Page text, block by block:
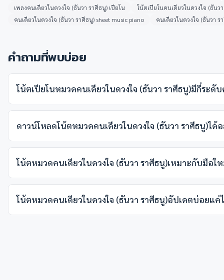
เพลงคนเดียวในดวงใจ (ธันวา ราศีธนู) เปียโน
โน้ตเปียโนคนเดียวในดวงใจ (ธันว
คนเดียวในดวงใจ (ธันวา ราศีธนู) sheet music piano
คนเดียวในดวงใจ (ธันวา ร
คำถามที่พบบ่อย
โน้ตเปียโนหมวดคนเดียวในดวงใจ (ธันวา ราศีธนู)มีกี่ระดั
ดาวน์โหลดโน้ตหมวดคนเดียวในดวงใจ (ธันวา ราศีธนู)ได้อ
โน้ตหมวดคนเดียวในดวงใจ (ธันวา ราศีธนู)เหมาะกับมือใ
โน้ตหมวดคนเดียวในดวงใจ (ธันวา ราศีธนู)อัปเดตบ่อยแค่